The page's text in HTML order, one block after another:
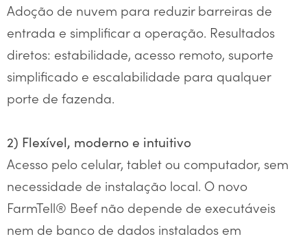
Adoção de nuvem para reduzir barreiras de
entrada e simplificar a operação. Resultados
diretos: estabilidade, acesso remoto, suporte
simplificado e escalabilidade para qualquer
porte de fazenda.
2) Flexível, moderno e intuitivo
Acesso pelo celular, tablet ou computador, sem
necessidade de instalação local. O novo
FarmTell® Beef não depende de executáveis
nem de banco de dados instalados em